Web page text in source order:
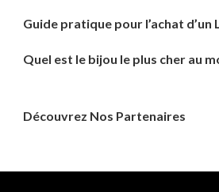
Guide pratique pour l’achat d’un
Quel est le bijou le plus cher au
Découvrez Nos Partenaires